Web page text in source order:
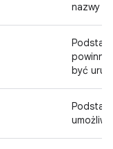
nazwy
powinna
być